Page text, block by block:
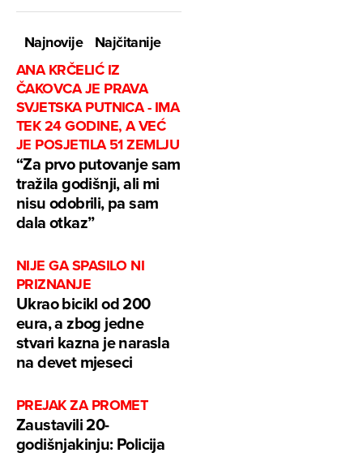
Najnovije
Najčitanije
ANA KRČELIĆ IZ
ČAKOVCA JE PRAVA
SVJETSKA PUTNICA - IMA
TEK 24 GODINE, A VEĆ
JE POSJETILA 51 ZEMLJU
“Za prvo putovanje sam
tražila godišnji, ali mi
nisu odobrili, pa sam
dala otkaz”
NIJE GA SPASILO NI
PRIZNANJE
Ukrao bicikl od 200
eura, a zbog jedne
stvari kazna je narasla
na devet mjeseci
PREJAK ZA PROMET
Zaustavili 20-
godišnjakinju: Policija